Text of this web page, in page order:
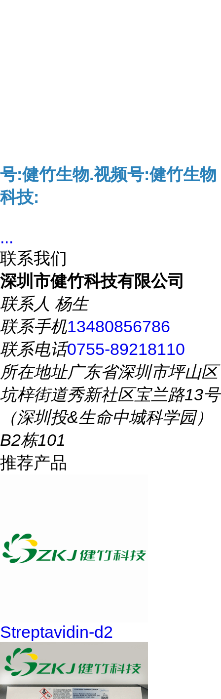
号:健竹生物.视频号:健竹生物
科技:
...
联系我们
深圳市健竹科技有限公司
联系人 杨生
联系手机13480856786
联系电话0755-89218110
所在地址广东省深圳市坪山区
坑梓街道秀新社区宝兰路13号
（深圳投&生命中城科学园）
B2栋101
推荐产品
Streptavidin-d2